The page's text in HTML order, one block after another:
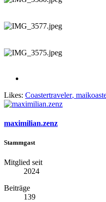
Likes: Coastertraveler,
maximilian.zenz
Stammgast
Mitglied seit
2024
Beiträge
139